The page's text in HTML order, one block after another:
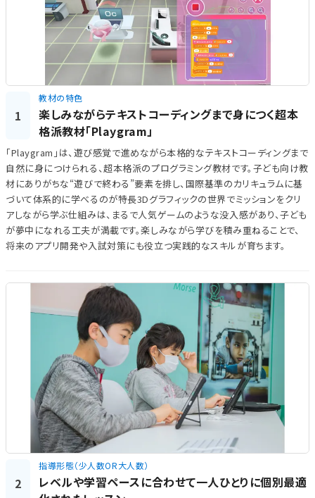
1
教材の特色
楽しみながらテキストコーディングまで身につく超本
格派教材「Playgram」
「Playgram」は、遊び感覚で進めながら本格的なテキストコーディングまで
自然に身につけられる、超本格派のプログラミング教材です。子ども向け教
材にありがちな“遊びで終わる”要素を排し、国際基準のカリキュラムに基
づいて体系的に学べるのが特長3Dグラフィックの世界でミッションをクリ
アしながら学ぶ仕組みは、まるで人気ゲームのような没入感があり、子ども
が夢中になれる工夫が満載です。楽しみながら学びを積み重ねることで、
将来のアプリ開発や入試対策にも役立つ実践的なスキルが育ちます。
2
指導形態（少人数OR大人数）
レベルや学習ペースに合わせて一人ひとりに個別最適